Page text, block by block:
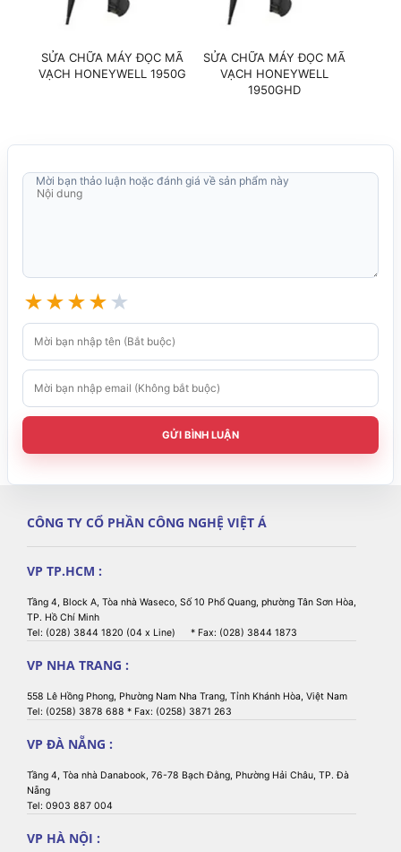
SỬA CHỮA MÁY ĐỌC MÃ
VẠCH HONEYWELL 1950G
SỬA CHỮA MÁY ĐỌC MÃ
VẠCH HONEYWELL
1950GHD
★★★★ ★
GỬI BÌNH LUẬN
Mời bạn thảo luận hoặc đánh giá về sản phẩm này
CÔNG TY CỔ PHẦN CÔNG NGHỆ VIỆT Á
VP TP.HCM :
Tầng 4, Block A, Tòa nhà Waseco, Số 10 Phổ Quang, phường Tân Sơn Hòa,
TP. Hồ Chí Minh
Tel: (028) 3844 1820 (04 x Line) * Fax: (028) 3844 1873
VP NHA TRANG :
558 Lê Hồng Phong, Phường Nam Nha Trang, Tỉnh Khánh Hòa, Việt Nam
Tel: (0258) 3878 688 * Fax: (0258) 3871 263
VP ĐÀ NẴNG :
Tầng 4, Tòa nhà Danabook, 76-78 Bạch Đằng, Phường Hải Châu, TP. Đà
Nẵng
Tel: 0903 887 004
VP HÀ NỘI :